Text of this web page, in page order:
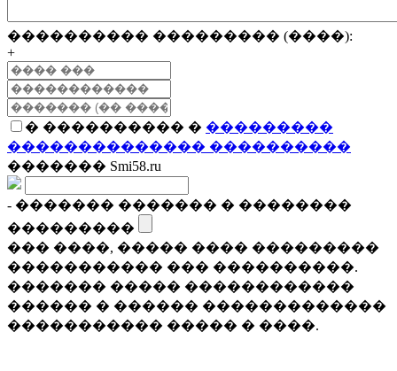
���������� ��������� (����):
+
� ���������� � ���������
�������������� ����������
������� Smi58.ru
- ������� ������� � ��������
���������
��� ����, ����� ���� ���������
����������� ��� ����������.
������� ����� ������������
������ � ������ �������������
����������� ����� � ����.